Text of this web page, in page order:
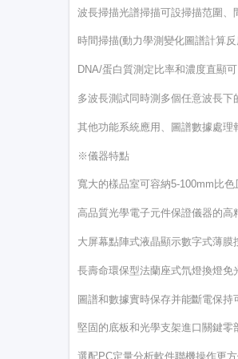
波長掃描光譜掃描可設掃描范圍、
時間掃描(動力學測變化圖譜計算
DNA/蛋白質測定比率和濃度直顯
多波長測試同時測多個任意波長下
其他功能系統應用、圖譜數據處理
※儀器特點
寬大的樣品室可容納5-100mm比色
高品質光學電子元件保證儀器的高
大屏幕點陣式液晶顯示數字式薄膜
長壽命環保型法蘭座式氘燈換燈免
圖譜和數據實時保存并能斷電保持
堅固的底板和光學支架進口關鍵零
選配PC定量分析軟件聯機操作更